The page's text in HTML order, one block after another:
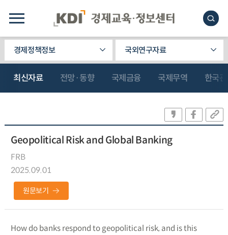
경제정책정보 국외연구자료
최신자료 전망·동향 국제금융 국제무역 한국
Geopolitical Risk and Global Banking
FRB
2025.09.01
원문보기
How do banks respond to geopolitical risk, and is this